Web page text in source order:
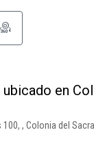
en
100, , Colonia del